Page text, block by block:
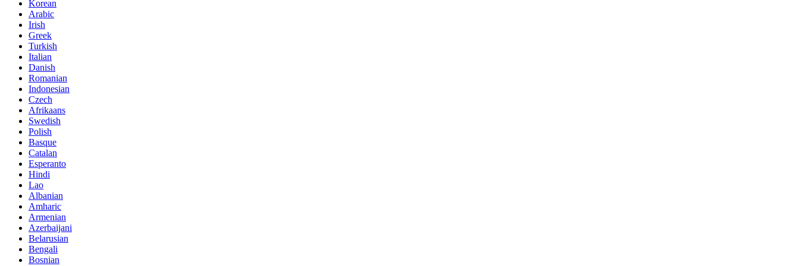
Korean
Arabic
Irish
Greek
Turkish
Italian
Danish
Romanian
Indonesian
Czech
Afrikaans
Swedish
Polish
Basque
Catalan
Esperanto
Hindi
Lao
Albanian
Amharic
Armenian
Azerbaijani
Belarusian
Bengali
Bosnian